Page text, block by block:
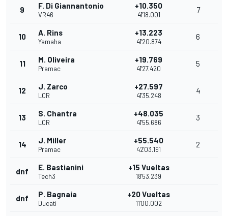
9 F. Di Giannantonio
VR46
+10.350
41'18.001
7
10 A. Rins
Yamaha
+13.223
41'20.874
6
11 M. Oliveira
Pramac
+19.769
41'27.420
5
12 J. Zarco
LCR
+27.597
41'35.248
4
13 S. Chantra
LCR
+48.035
41'55.686
3
14 J. Miller
Pramac
+55.540
42'03.191
2
dnf E. Bastianini
Tech3
+15 Vueltas
18'53.239
dnf P. Bagnaia
Ducati
+20 Vueltas
11'00.002